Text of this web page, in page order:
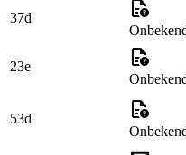
37d
23e
53d